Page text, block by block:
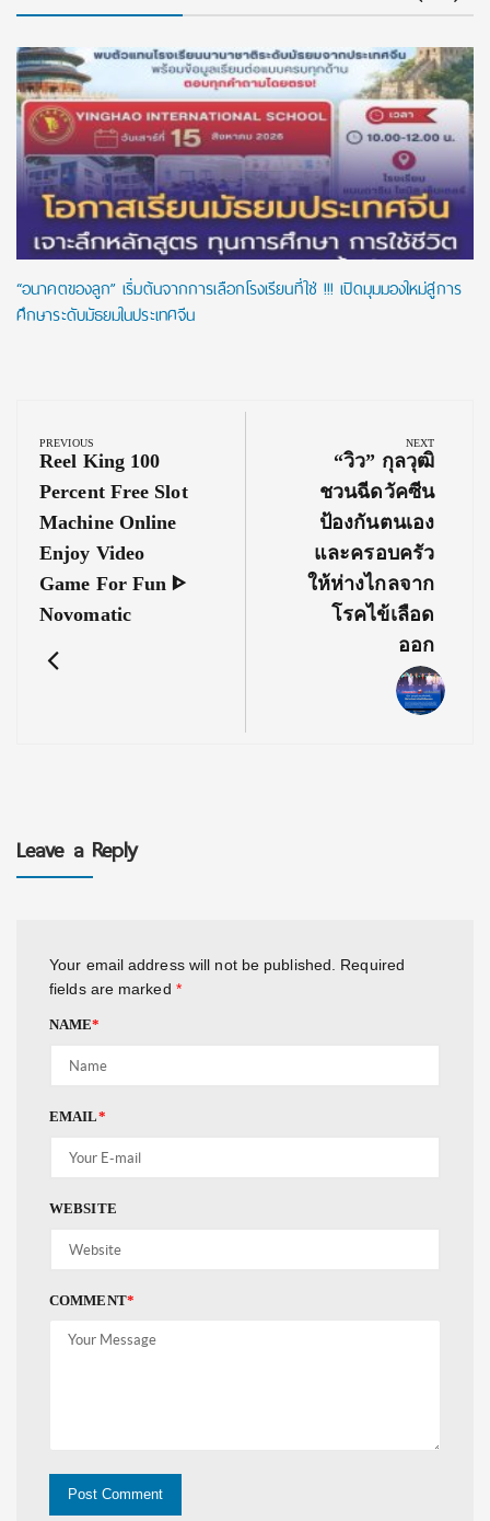
“อนาคตของลูก” เริ่มต้นจากการเลือกโรงเรียนที่ใช่ !!! เปิดมุมมองใหม่สู่การ
ศึกษาระดับมัธยมในประเทศจีน
navigation
PREVIOUS
Previous
Post:
Reel King 100
Percent Free Slot
Machine Online
Enjoy Video
Game For Fun ᐈ
Novomatic
NEXT
Next
Post:
“วิว” กุลวุฒิ
ชวนฉีดวัคซีน
ป้องกันตนเอง
และครอบครัว
ให้ห่างไกลจาก
โรคไข้เลือด
ออก
Leave a Reply
Your email address will not be published.
Required
fields are marked *
NAME*
EMAIL*
WEBSITE
COMMENT*